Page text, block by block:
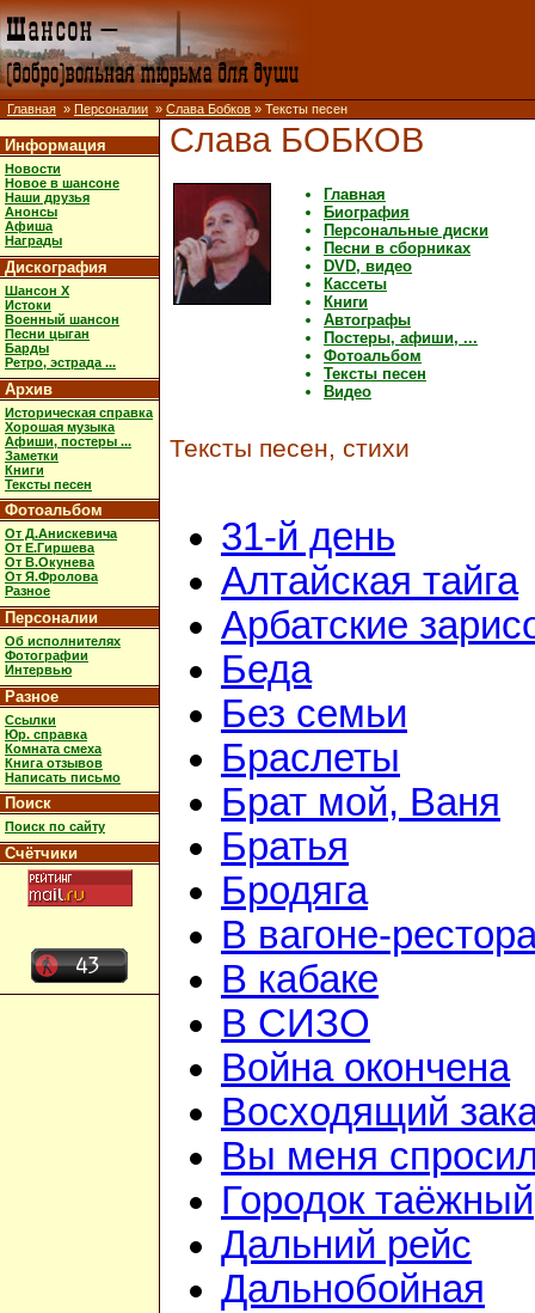
Главная » Персоналии » Слава Бобков » Тексты песен
Информация
Новости
Новое в шансоне
Наши друзья
Анонсы
Афиша
Награды
Дискография
Шансон X
Истоки
Военный шансон
Песни цыган
Барды
Ретро, эстрада ...
Архив
Историческая справка
Хорошая музыка
Афиши, постеры ...
Заметки
Книги
Тексты песен
Фотоальбом
От Д.Анискевича
От Е.Гиршева
От В.Окунева
От Я.Фролова
Разное
Персоналии
Об исполнителях
Фотографии
Интервью
Разное
Ссылки
Юр. справка
Комната смеха
Книга отзывов
Написать письмо
Поиск
Поиск по сайту
Счётчики
Слава БОБКОВ
Главная
Биография
Персональные диски
Песни в сборниках
DVD, видео
Кассеты
Книги
Автографы
Постеры, афиши, ...
Фотоальбом
Тексты песен
Видео
Тексты песен, стихи
31-й день
Алтайская тайга
Арбатские
Беда
Без семьи
Браслеты
Брат мой, Ваня
Братья
Бродяга
В вагоне-
В кабаке
В СИЗО
Война окончена
Восходящий
Вы меня
Городок таёжный
Дальний рейс
Дальнобойная